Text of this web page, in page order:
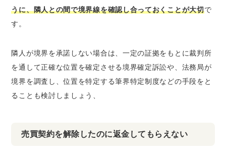
うに、隣人との間で境界線を確認し合っておくことが大切で
す。
隣人が境界を承諾しない場合は、一定の証拠をもとに裁判所
を通して正確な位置を確定させる境界確定訴訟や、法務局が
境界を調査し、位置を特定する筆界特定制度などの手段をと
ることも検討しましょう、
売買契約を解除したのに返金してもらえない